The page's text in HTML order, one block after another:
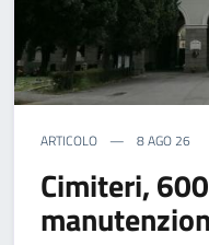
ARTICOLO 8 AGO 26
Cimiteri,